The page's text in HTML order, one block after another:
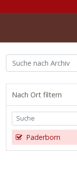
Nach Ort filtern
Paderborn